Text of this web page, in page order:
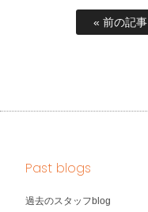
« 前の記事
Past blogs
過去のスタッフblog